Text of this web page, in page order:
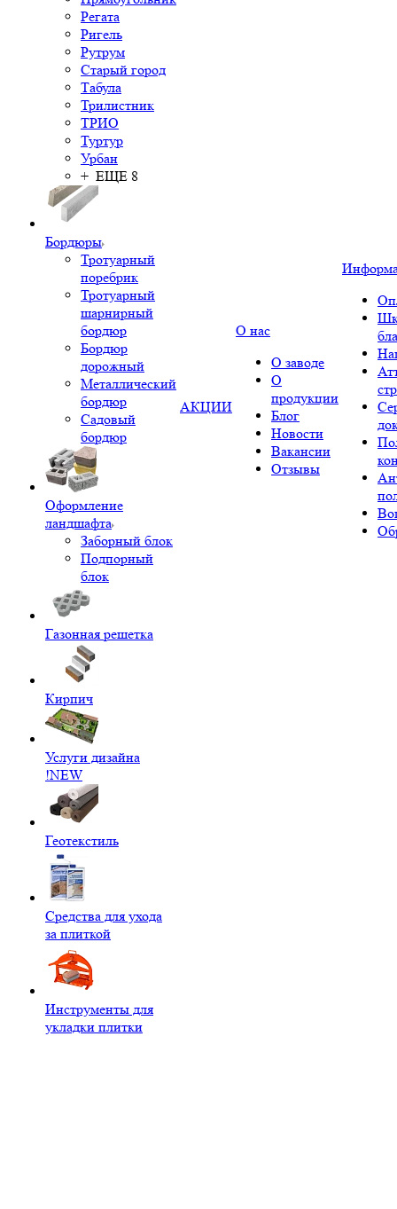
Регата
Ригель
Рутрум
Старый город
Табула
Трилистник
ТРИО
Туртур
Урбан
+ ЕЩЕ 8
Бордюры
Тротуарный
поребрик
Тротуарный
шарнирный
бордюр
Бордюр
дорожный
Металлический
бордюр
Садовый
бордюр
Оформление
ландшафта
Заборный блок
Подпорный
блок
Газонная решетка
Кирпич
Услуги дизайна
!NEW
Геотекстиль
Средства для ухода
за плиткой
Инструменты для
укладки плитки
АКЦИИ
О нас
О заводе
О
продукции
Блог
Новости
Вакансии
Отзывы